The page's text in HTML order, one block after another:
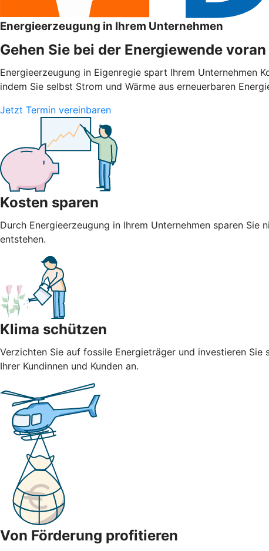
Energieerzeugung in Ihrem Unternehmen
Gehen Sie bei der Energiewende
Energieerzeugung in Eigenregie spart Ihrem Unternehmen
indem Sie selbst Strom und Wärme aus erneuerbaren
Jetzt Termin vereinbaren
Kosten sparen
Durch Energieerzeugung in Ihrem Unternehmen sparen
entstehen.
Klima schützen
Verzichten Sie auf fossile Energieträger und investieren
Ihrer Kundinnen und Kunden an.
Von Förderung profitieren